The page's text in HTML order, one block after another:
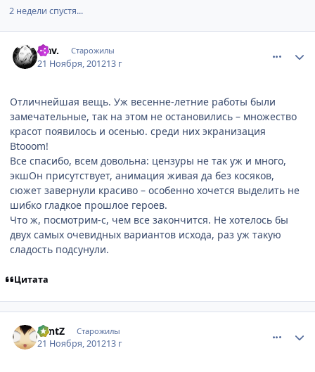
2 недели спустя...
Slav. Старожилы
21 Ноября, 201213 г
Отличнейшая вещь. Уж весенне-летние работы были
замечательные, так на этом не остановились – множество
красот появилось и осенью. среди них экранизация
Btooom!
Все спасибо, всем довольна: цензуры не так уж и много,
экшОн присутствует, анимация живая да без косяков,
сюжет завернули красиво – особенно хочется выделить не
шибко гладкое прошлое героев.
Что ж, посмотрим-с, чем все закончится. Не хотелось бы
двух самых очевидных вариантов исхода, раз уж такую
сладость подсунули.
Цитата
LantZ Старожилы
21 Ноября, 201213 г